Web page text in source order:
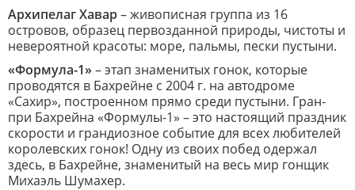
Архипелаг Хавар– живописная группа из 16
островов, образец первозданной природы, чистоты и
невероятной красоты: море, пальмы, пески пустыни.
«Формула-1»– этап знаменитых гонок, которые
проводятся в Бахрейне с 2004 г. на автодроме
«Сахир», построенном прямо среди пустыни. Гран-
при Бахрейна «Формулы-1» – это настоящий праздник
скорости и грандиозное событие для всех любителей
королевских гонок! Одну из своих побед одержал
здесь, в Бахрейне, знаменитый на весь мир гонщик
Михаэль Шумахер.